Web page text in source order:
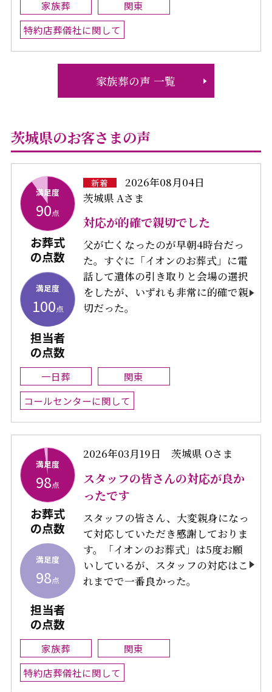
家族葬
関東
特約店葬儀社に関して
家族葬の声 一覧
茨城県のお客さまの声
満足度
90点
お葬式
の点数
満足度
100点
担当者
の点数
新着
2026年08月04日
茨城県 Aさま
対応が的確で親切でした
父が亡くなったのが早朝4時台だっ
た。すぐに「イオンのお葬式」に電
話して遺体の引き取りと会場の選択
をしたが、いずれも非常に的確で親
切だった。
一日葬
関東
コールセンターに関して
満足度
98点
お葬式
の点数
満足度
98点
担当者
の点数
2026年03月19日 茨城県 Oさま
スタッフの皆さんの対応が良か
ったです
スタッフの皆さん、大変親身になっ
て対応していただき感謝しておりま
す。「イオンのお葬式」は5度お願
いしているが、スタッフの対応はこ
れまでで一番良かった。
家族葬
関東
特約店葬儀社に関して